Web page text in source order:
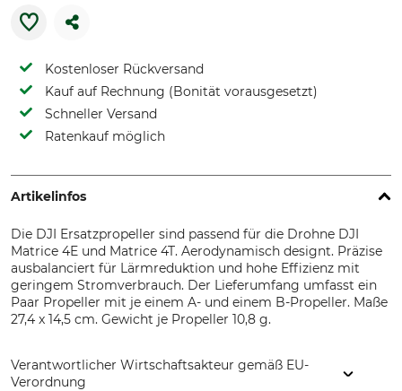
Kostenloser Rückversand
Kauf auf Rechnung (Bonität vorausgesetzt)
Schneller Versand
Ratenkauf möglich
Artikelinfos
Die DJI Ersatzpropeller sind passend für die Drohne DJI
Matrice 4E und Matrice 4T. Aerodynamisch designt. Präzise
ausbalanciert für Lärmreduktion und hohe Effizienz mit
geringem Stromverbrauch. Der Lieferumfang umfasst ein
Paar Propeller mit je einem A- und einem B-Propeller. Maße
27,4 x 14,5 cm. Gewicht je Propeller 10,8 g.
Verantwortlicher Wirtschaftsakteur gemäß EU-
Verordnung